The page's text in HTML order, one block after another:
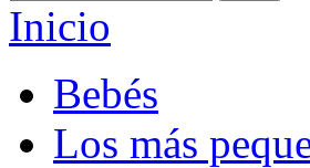
Inicio
Bebés
Los más